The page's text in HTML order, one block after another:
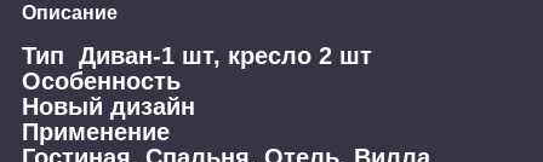
Описание
Тип Диван-1 шт, кресло 2 шт
Особенность
Новый дизайн
Применение